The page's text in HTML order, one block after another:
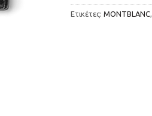
Ετικέτες: MONTBLANC,